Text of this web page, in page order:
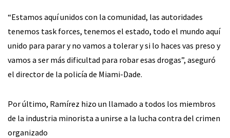
“Estamos aquí unidos con la comunidad, las autoridades
tenemos task forces, tenemos el estado, todo el mundo aquí
unido para parar y no vamos a tolerar y si lo haces vas preso y
vamos a ser más dificultad para robar esas drogas”, aseguró
el director de la policía de Miami-Dade.
Por último, Ramírez hizo un llamado a todos los miembros
de la industria minorista a unirse a la lucha contra del crimen
organizado